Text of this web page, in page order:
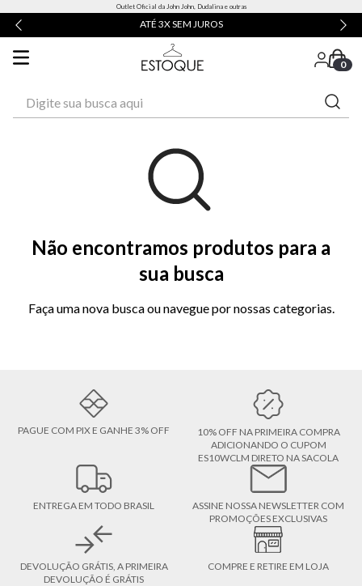
Outlet Oficial da John John, Dudalina e outras
ATÉ 3X SEM JUROS
0
Não encontramos produtos para a
sua busca
Faça uma nova busca ou navegue por nossas categorias.
PAGUE COM PIX E GANHE 3% OFF
10% OFF NA PRIMEIRA COMPRA
ADICIONANDO O CUPOM
ES10WCLM DIRETO NA SACOLA
ENTREGA EM TODO BRASIL
ASSINE NOSSA NEWSLETTER COM
PROMOÇÕES EXCLUSIVAS
DEVOLUÇÃO GRÁTIS, A PRIMEIRA
DEVOLUÇÃO É GRÁTIS
COMPRE E RETIRE EM LOJA